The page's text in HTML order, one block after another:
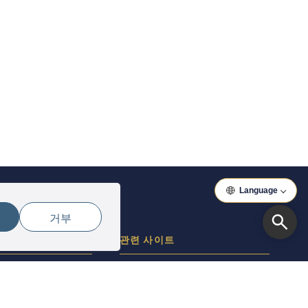
관련 사이트
Language
거부